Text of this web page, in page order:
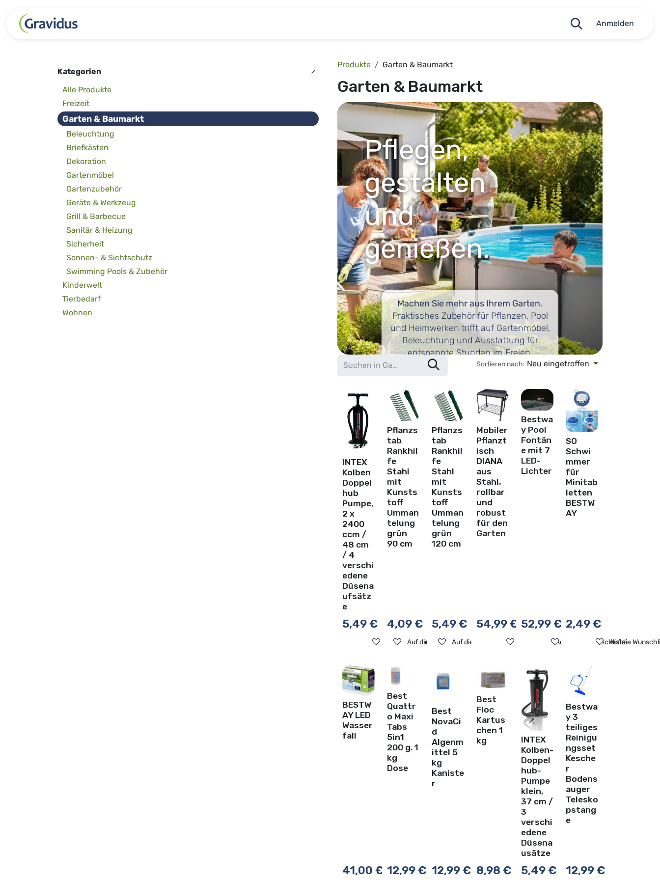
Anmelden
Kategorien
Alle Produkte
Freizeit
Garten & Baumarkt
Beleuchtung
Briefkästen
Dekoration
Gartenmöbel
Gartenzubehör
Geräte & Werkzeug
Grill & Barbecue
Sanitär & Heizung
Sicherheit
Sonnen- & Sichtschutz
Swimming Pools & Zubehör
Kinderwelt
Tierbedarf
Wohnen
Produkte Garten & Baumarkt
Garten & Baumarkt
Pflegen,
gestalten
und
genießen.
Machen Sie mehr aus Ihrem Garten.
Praktisches Zubehör für Pflanzen, Pool
und Heimwerken trifft auf Gartenmöbel,
Beleuchtung und Ausstattung für
entspannte Stunden im Freien.
Sortieren nach: Neu eingetroffen
INTEX
Kolben
Doppel
hub
Pumpe,
2 x
2400
ccm /
48 cm
/ 4
verschi
edene
Düsena
ufsätz
e
5,49€
Auf die Wunschliste
Pflanzs
tab
Rankhil
fe
Stahl
mit
Kunsts
toff
Umman
telung
grün
90 cm
4,09€
Auf die Wunschliste
Pflanzs
tab
Rankhil
fe
Stahl
mit
Kunsts
toff
Umman
telung
grün
120 cm
5,49€
Auf die Wunschliste
Mobiler
Pflanzt
isch
DIANA
aus
Stahl,
rollbar
und
robust
für den
Garten
54,99€
Auf die Wunschliste
Bestwa
y Pool
Fontän
e mit 7
LED-
Lichter
52,99€
Auf die Wunschliste
SO
Schwi
mmer
für
Minitab
letten
BESTW
AY
2,49€
Auf die
BESTW
AY LED
Wasser
fall
41,00 €
Best
Quattr
o Maxi
Tabs
5in1
200 g. 1
kg
Dose
12,99€
Best
NovaCi
d
Algenm
ittel 5
kg
Kaniste
r
12,99€
Best
Floc
Kartus
chen 1
kg
8,98 €
INTEX
Kolben-
Doppel
hub-
Pumpe
klein,
37 cm /
3
verschi
edene
Düsena
usätze
5,49€
Bestwa
y 3
teiliges
Reinigu
ngsset
Kesche
r
Bodens
auger
Telesko
pstang
e
12,99€